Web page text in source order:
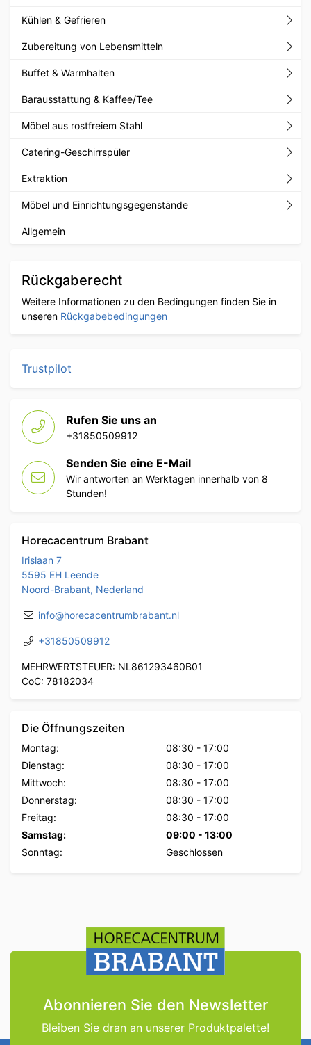
Kühlen & Gefrieren
Zubereitung von Lebensmitteln
Buffet & Warmhalten
Barausstattung & Kaffee/Tee
Möbel aus rostfreiem Stahl
Catering-Geschirrspüler
Extraktion
Möbel und Einrichtungsgegenstände
Allgemein
Rückgaberecht
Weitere Informationen zu den Bedingungen finden Sie in
unseren Rückgabebedingungen
Trustpilot
Rufen Sie uns an
+31850509912
Senden Sie eine E-Mail
Wir antworten an Werktagen innerhalb von 8
Stunden!
Horecacentrum Brabant
Irislaan 7
5595 EH Leende
Noord-Brabant, Nederland
info@horecacentrumbrabant.nl
+31850509912
MEHRWERTSTEUER: NL861293460B01
CoC: 78182034
Die Öffnungszeiten
Montag: 08:30 - 17:00
Dienstag:
08:30 - 17:00
Mittwoch:
08:30 - 17:00
Donnerstag:
08:30 - 17:00
Freitag:
08:30 - 17:00
Samstag:
09:00 - 13:00
Sonntag:
Geschlossen
Abonnieren Sie den Newsletter
Bleiben Sie dran an unserer Produktpalette!